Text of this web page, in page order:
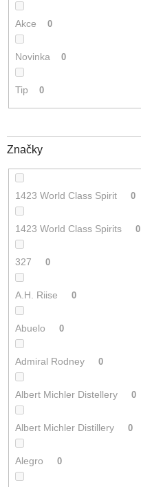
Akce 0
Novinka 0
Tip 0
Značky
1423 World Class Spirit 0
1423 World Class Spirits 0
327 0
A.H. Riise 0
Abuelo 0
Admiral Rodney 0
Albert Michler Distellery 0
Albert Michler Distillery 0
Alegro 0